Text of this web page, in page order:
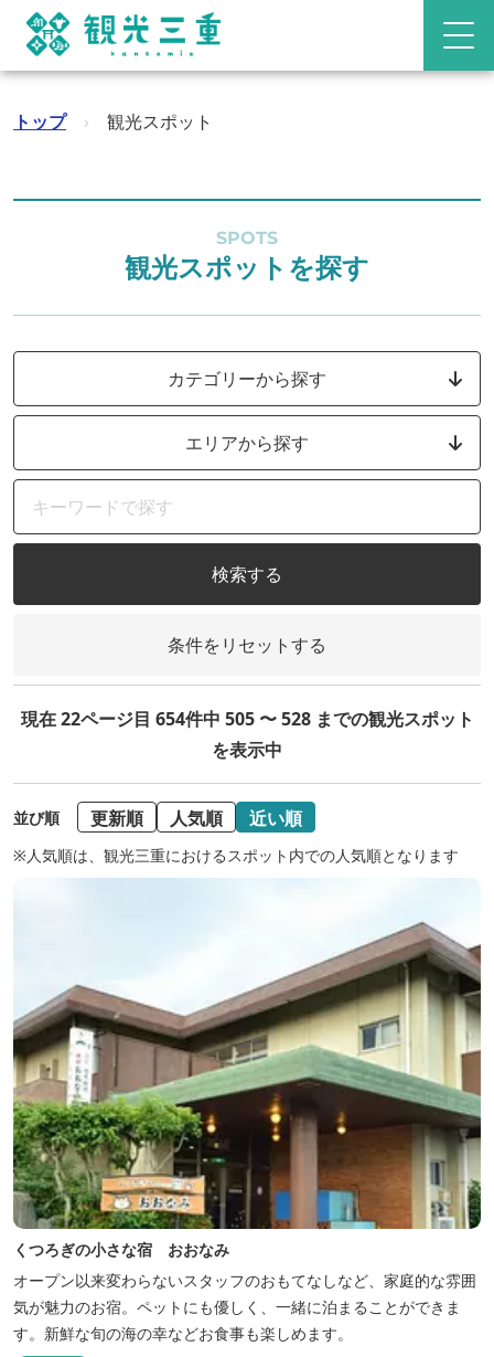
トップ › 観光スポット
SPOTS
観光スポットを探す
カテゴリーから探す
エリアから探す
検索する
条件をリセットする
現在 22ページ目 654件中 505 〜 528 までの観光スポット
を表示中
並び順 更新順 人気順 近い順
※人気順は、観光三重におけるスポット内での人気順となります
くつろぎの小さな宿 おおなみ
オープン以来変わらないスタッフのおもてなしなど、家庭的な雰囲
気が魅力のお宿。ペットにも優しく、一緒に泊まることができま
す。新鮮な旬の海の幸などお食事も楽しめます。